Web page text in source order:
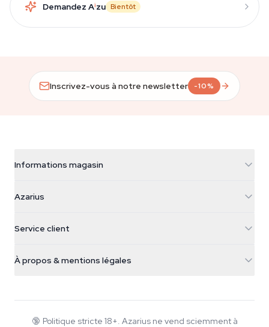
Demandez Aizu Bientôt
Inscrivez-vous à notre newsletter -10%
Informations magasin
Galvaniweg 11
Nederland
+31(0)204897914
Azarius
Smokeshop
Service client
Politique de retour
À propos & mentions légales
Wiki
🔞 Politique stricte 18+. Azarius ne vend sciemment à